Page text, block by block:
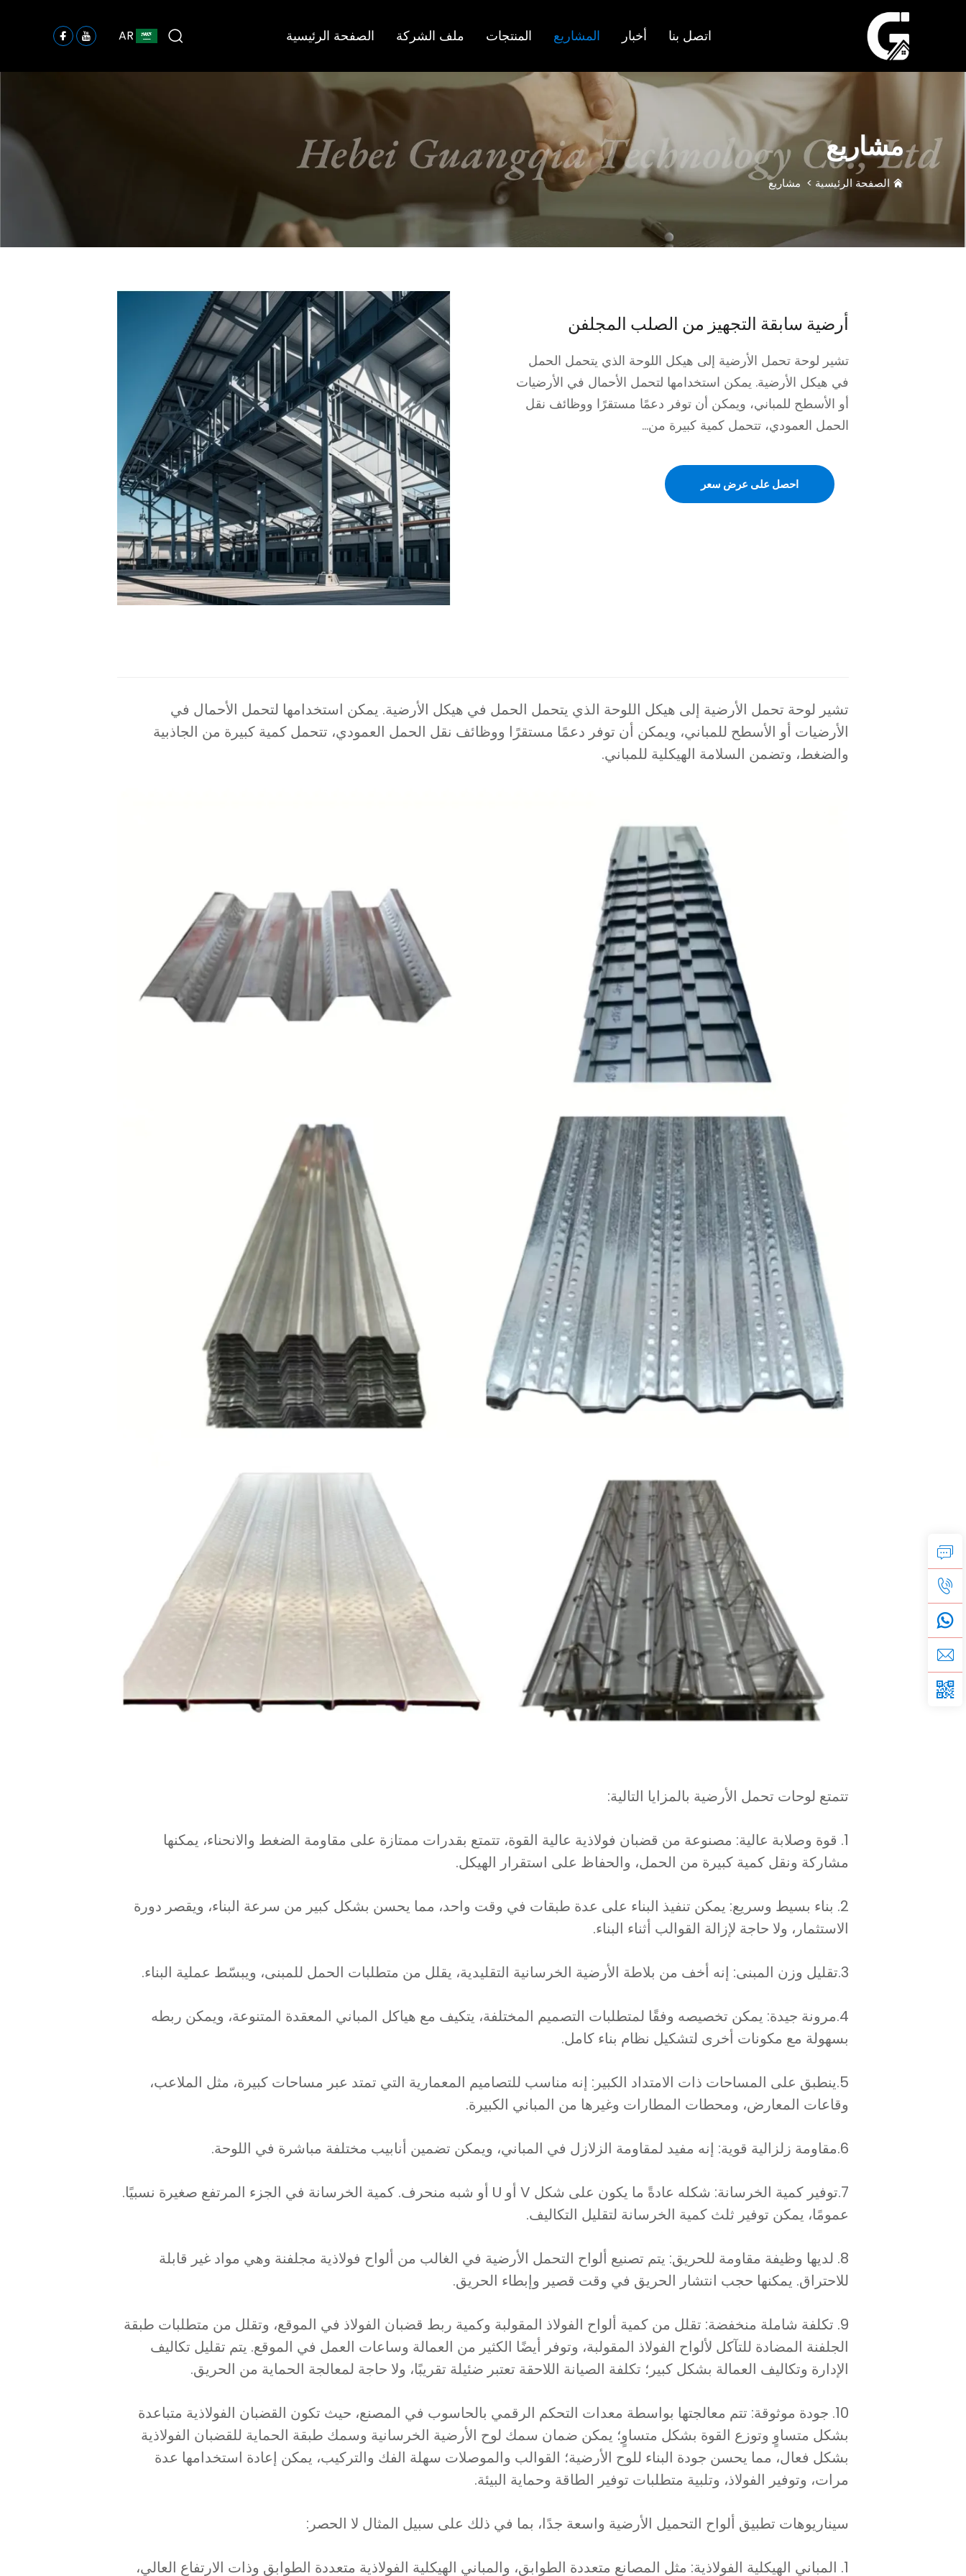
الصفحة الرئيسية ملف الشركة المنتجات المشاريع أخبار اتصل بنا AR
مشاريع
الصفحة الرئيسية > مشاريع
أرضية سابقة التجهيز من الصلب المجلفن
تشير لوحة تحمل الأرضية إلى هيكل اللوحة الذي يتحمل الحمل
في هيكل الأرضية. يمكن استخدامها لتحمل الأحمال في الأرضيات
أو الأسطح للمباني، ويمكن أن توفر دعمًا مستقرًا ووظائف نقل
الحمل العمودي، تتحمل كمية كبيرة من...
احصل على عرض سعر
تشير لوحة تحمل الأرضية إلى هيكل اللوحة الذي يتحمل الحمل في هيكل الأرضية. يمكن استخدامها لتحمل الأحمال في
الأرضيات أو الأسطح للمباني، ويمكن أن توفر دعمًا مستقرًا ووظائف نقل الحمل العمودي، تتحمل كمية كبيرة من الجاذبية
والضغط، وتضمن السلامة الهيكلية للمباني.
تتمتع لوحات تحمل الأرضية بالمزايا التالية:
1. قوة وصلابة عالية: مصنوعة من قضبان فولاذية عالية القوة، تتمتع بقدرات ممتازة على مقاومة الضغط والانحناء، يمكنها
مشاركة ونقل كمية كبيرة من الحمل، والحفاظ على استقرار الهيكل.
2. بناء بسيط وسريع: يمكن تنفيذ البناء على عدة طبقات في وقت واحد، مما يحسن بشكل كبير من سرعة البناء، ويقصر دورة
الاستثمار، ولا حاجة لإزالة القوالب أثناء البناء.
3.تقليل وزن المبنى: إنه أخف من بلاطة الأرضية الخرسانية التقليدية، يقلل من متطلبات الحمل للمبنى، ويبسّط عملية البناء.
4.مرونة جيدة: يمكن تخصيصه وفقًا لمتطلبات التصميم المختلفة، يتكيف مع هياكل المباني المعقدة المتنوعة، ويمكن ربطه
بسهولة مع مكونات أخرى لتشكيل نظام بناء كامل.
5.ينطبق على المساحات ذات الامتداد الكبير: إنه مناسب للتصاميم المعمارية التي تمتد عبر مساحات كبيرة، مثل الملاعب،
وقاعات المعارض، ومحطات المطارات وغيرها من المباني الكبيرة.
6.مقاومة زلزالية قوية: إنه مفيد لمقاومة الزلازل في المباني، ويمكن تضمين أنابيب مختلفة مباشرة في اللوحة.
7.توفير كمية الخرسانة: شكله عادةً ما يكون على شكل V أو U أو شبه منحرف. كمية الخرسانة في الجزء المرتفع صغيرة نسبيًا.
عمومًا، يمكن توفير ثلث كمية الخرسانة لتقليل التكاليف.
8. لديها وظيفة مقاومة للحريق: يتم تصنيع ألواح التحمل الأرضية في الغالب من ألواح فولاذية مجلفنة وهي مواد غير قابلة
للاحتراق. يمكنها حجب انتشار الحريق في وقت قصير وإبطاء الحريق.
9. تكلفة شاملة منخفضة: تقلل من كمية ألواح الفولاذ المقولبة وكمية ربط قضبان الفولاذ في الموقع، وتقلل من متطلبات طبقة
الجلفنة المضادة للتآكل لألواح الفولاذ المقولبة، وتوفر أيضًا الكثير من العمالة وساعات العمل في الموقع. يتم تقليل تكاليف
الإدارة وتكاليف العمالة بشكل كبير؛ تكلفة الصيانة اللاحقة تعتبر ضئيلة تقريبًا، ولا حاجة لمعالجة الحماية من الحريق.
10. جودة موثوقة: تتم معالجتها بواسطة معدات التحكم الرقمي بالحاسوب في المصنع، حيث تكون القضبان الفولاذية متباعدة
بشكل متساوٍ وتوزع القوة بشكل متساوٍ؛ يمكن ضمان سمك لوح الأرضية الخرسانية وسمك طبقة الحماية للقضبان الفولاذية
بشكل فعال، مما يحسن جودة البناء للوح الأرضية؛ القوالب والموصلات سهلة الفك والتركيب، يمكن إعادة استخدامها عدة
مرات، وتوفير الفولاذ، وتلبية متطلبات توفير الطاقة وحماية البيئة.
سيناريوهات تطبيق ألواح التحميل الأرضية واسعة جدًا، بما في ذلك على سبيل المثال لا الحصر:
1. المباني الهيكلية الفولاذية: مثل المصانع متعددة الطوابق، والمباني الهيكلية الفولاذية متعددة الطوابق وذات الارتفاع العالي،